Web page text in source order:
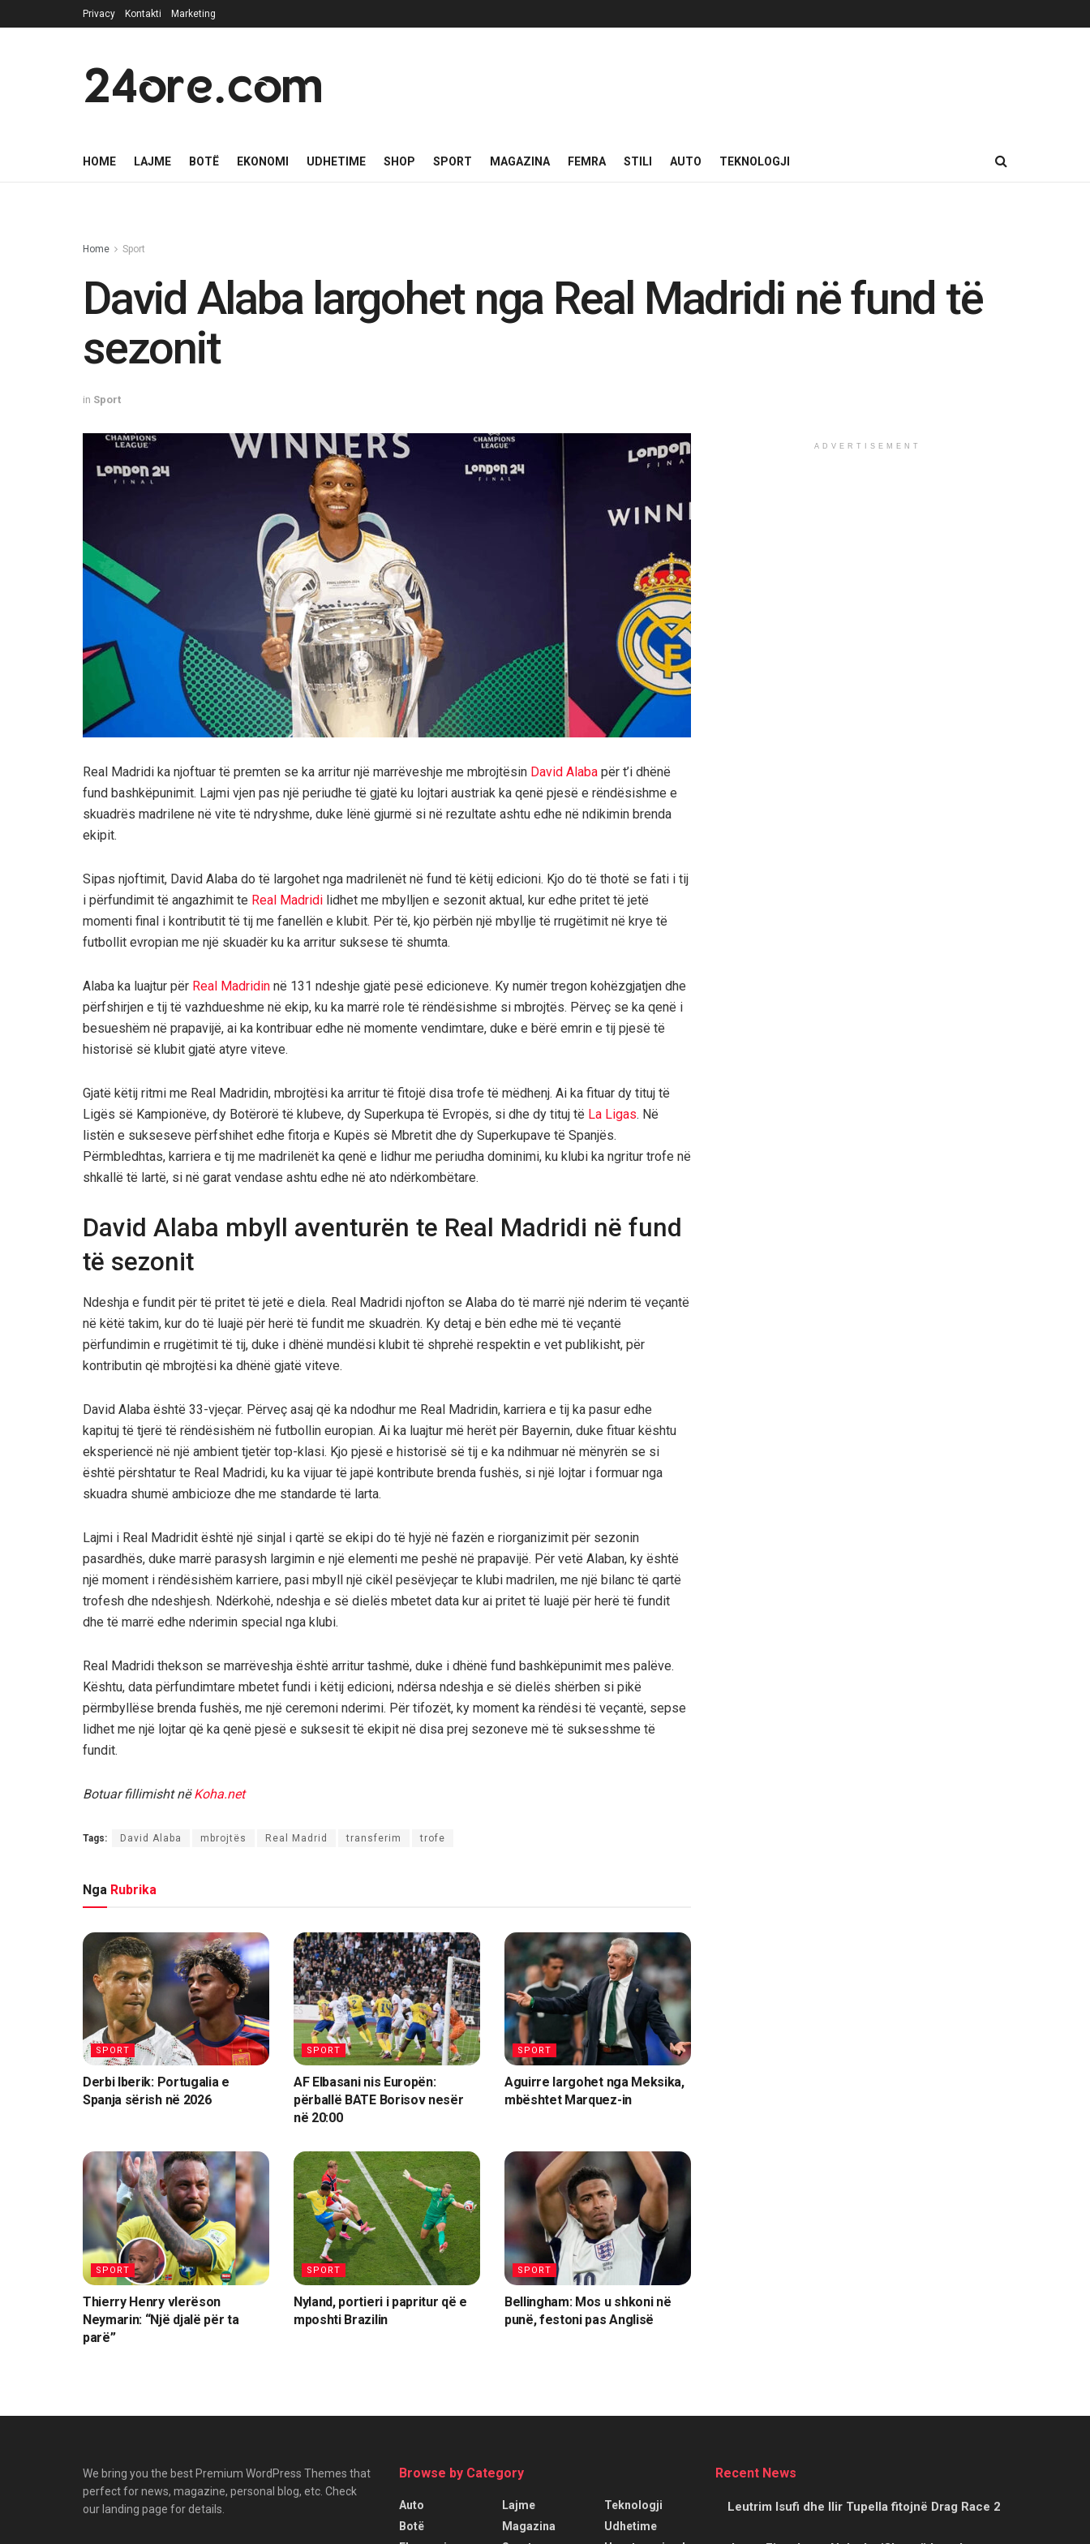
Privacy Kontakti Marketing
24ore.com
HOME LAJME BOTË EKONOMI UDHETIME SHOP SPORT MAGAZINA FEMRA STILI AUTO TEKNOLOGJI
Home Sport
David Alaba largohet nga Real Madridi në fund të
sezonit
in Sport
Real Madridi ka njoftuar të premten se ka arritur një marrëveshje me mbrojtësin David Alaba për t’i dhënë
fund bashkëpunimit. Lajmi vjen pas një periudhe të gjatë ku lojtari austriak ka qenë pjesë e rëndësishme e
skuadrës madrilene në vite të ndryshme, duke lënë gjurmë si në rezultate ashtu edhe në ndikimin brenda
ekipit.
Sipas njoftimit, David Alaba do të largohet nga madrilenët në fund të këtij edicioni. Kjo do të thotë se fati i tij
i përfundimit të angazhimit te Real Madridi lidhet me mbylljen e sezonit aktual, kur edhe pritet të jetë
momenti final i kontributit të tij me fanellën e klubit. Për të, kjo përbën një mbyllje të rrugëtimit në krye të
futbollit evropian me një skuadër ku ka arritur suksese të shumta.
Alaba ka luajtur për Real Madridin në 131 ndeshje gjatë pesë edicioneve. Ky numër tregon kohëzgjatjen dhe
përfshirjen e tij të vazhdueshme në ekip, ku ka marrë role të rëndësishme si mbrojtës. Përveç se ka qenë i
besueshëm në prapavijë, ai ka kontribuar edhe në momente vendimtare, duke e bërë emrin e tij pjesë të
historisë së klubit gjatë atyre viteve.
Gjatë këtij ritmi me Real Madridin, mbrojtësi ka arritur të fitojë disa trofe të mëdhenj. Ai ka fituar dy tituj të
Ligës së Kampionëve, dy Botërorë të klubeve, dy Superkupa të Evropës, si dhe dy tituj të La Ligas. Në
listën e sukseseve përfshihet edhe fitorja e Kupës së Mbretit dhe dy Superkupave të Spanjës.
Përmbledhtas, karriera e tij me madrilenët ka qenë e lidhur me periudha dominimi, ku klubi ka ngritur trofe në
shkallë të lartë, si në garat vendase ashtu edhe në ato ndërkombëtare.
David Alaba mbyll aventurën te Real Madridi në fund
të sezonit
Ndeshja e fundit për të pritet të jetë e diela. Real Madridi njofton se Alaba do të marrë një nderim të veçantë
në këtë takim, kur do të luajë për herë të fundit me skuadrën. Ky detaj e bën edhe më të veçantë
përfundimin e rrugëtimit të tij, duke i dhënë mundësi klubit të shprehë respektin e vet publikisht, për
kontributin që mbrojtësi ka dhënë gjatë viteve.
David Alaba është 33-vjeçar. Përveç asaj që ka ndodhur me Real Madridin, karriera e tij ka pasur edhe
kapituj të tjerë të rëndësishëm në futbollin europian. Ai ka luajtur më herët për Bayernin, duke fituar kështu
eksperiencë në një ambient tjetër top-klasi. Kjo pjesë e historisë së tij e ka ndihmuar në mënyrën se si
është përshtatur te Real Madridi, ku ka vijuar të japë kontribute brenda fushës, si një lojtar i formuar nga
skuadra shumë ambicioze dhe me standarde të larta.
Lajmi i Real Madridit është një sinjal i qartë se ekipi do të hyjë në fazën e riorganizimit për sezonin
pasardhës, duke marrë parasysh largimin e një elementi me peshë në prapavijë. Për vetë Alaban, ky është
një moment i rëndësishëm karriere, pasi mbyll një cikël pesëvjeçar te klubi madrilen, me një bilanc të qartë
trofesh dhe ndeshjesh. Ndërkohë, ndeshja e së dielës mbetet data kur ai pritet të luajë për herë të fundit
dhe të marrë edhe nderimin special nga klubi.
Real Madridi thekson se marrëveshja është arritur tashmë, duke i dhënë fund bashkëpunimit mes palëve.
Kështu, data përfundimtare mbetet fundi i këtij edicioni, ndërsa ndeshja e së dielës shërben si pikë
përmbyllëse brenda fushës, me një ceremoni nderimi. Për tifozët, ky moment ka rëndësi të veçantë, sepse
lidhet me një lojtar që ka qenë pjesë e suksesit të ekipit në disa prej sezoneve më të suksesshme të
fundit.
Botuar fillimisht nëKoha.net
Tags: David Alaba mbrojtës Real Madrid transferim trofe
Nga Rubrika
SPORT
Derbi Iberik: Portugalia e
Spanja sërish në 2026
SPORT
AF Elbasani nis Europën:
përballë BATE Borisov nesër
në 20:00
SPORT
Aguirre largohet nga Meksika,
mbështet Marquez-in
SPORT
Thierry Henry vlerëson
Neymarin: “Një djalë për ta
parë”
SPORT
Nyland, portieri i papritur që e
mposhti Brazilin
SPORT
Bellingham: Mos u shkoni në
punë, festoni pas Anglisë
ADVERTISEMENT
We bring you the best Premium WordPress Themes that
perfect for news, magazine, personal blog, etc. Check
our landing page for details.
Browse by Category
Auto
Botë
Lajme
Magazina
Teknologji
Udhetime
Recent News
Leutrim Isufi dhe Ilir Tupella fitojnë Drag Race 2